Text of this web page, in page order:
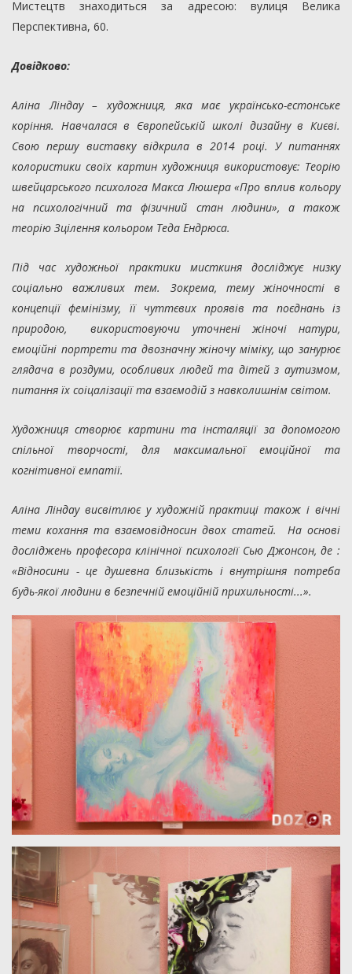
Мистецтв знаходиться за адресою: вулиця Велика
Перспективна, 60.
Довідково:
Аліна Ліндау – художниця, яка має українсько-естонське
коріння. Навчалася в Європейській школі дизайну в Києві.
Свою першу виставку відкрила в 2014 році. У питаннях
колористики своїх картин художниця використовує: Теорію
швейцарського психолога Макса Люшера «Про вплив кольору
на психологічний та фізичний стан людини», а також
теорію Зцілення кольором Теда Ендрюса.
Під час художньої практики мисткиня досліджує низку
соціально важливих тем. Зокрема, тему жіночності в
концепції фемінізму, її чуттєвих проявів та поєднань із
природою, використовуючи уточнені жіночі натури,
емоційні портрети та двозначну жіночу міміку, що занурює
глядача в роздуми, особливих людей та дітей з аутизмом,
питання їх соіцалізації та взаємодій з навколишнім світом.
Художниця створює картини та інсталяції за допомогою
спільної творчості, для максимальної емоційної та
когнітивної емпатії.
Аліна Ліндау висвітлює у художній практиці також і вічні
теми кохання та взаємовідносин двох статей. На основі
досліджень професора клінічної психології Сью Джонсон, де :
«Відносини - це душевна близькість і внутрішня потреба
будь-якої людини в безпечній емоційній прихильності...».